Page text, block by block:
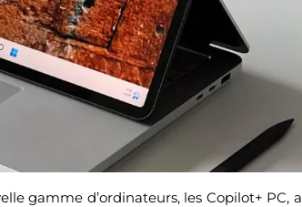
gamme d’ordinateurs, les Copilot+ PC, a